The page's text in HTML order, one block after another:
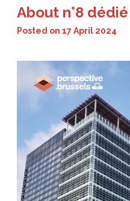
About n°8
Posted on17 April 2024